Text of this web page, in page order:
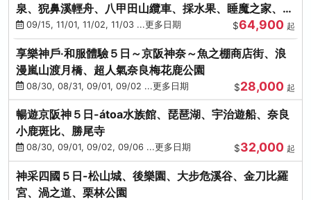
泉、猊鼻溪輕舟、八甲田山纜車、採水果、睡魔之家、法
式料理(不進免稅店)
09/15, 11/01, 11/02, 11/03 ...更多日期 $64,900 起
享樂神戶‧和服體驗５日～京阪神奈～魚之棚商店街、浪
漫嵐山渡月橋、超人氣奈良梅花鹿公園
08/30, 08/31, 09/01, 09/02 ...更多日期 $28,000 起
暢遊京阪神５日-átoa水族館、琵琶湖、宇治遊船、奈良
小鹿斑比、勝尾寺
08/30, 09/01, 09/02, 09/06 ...更多日期 $32,000 起
神采四國５日-松山城、後樂園、大步危溪谷、金刀比羅
宮、渦之道、栗林公園